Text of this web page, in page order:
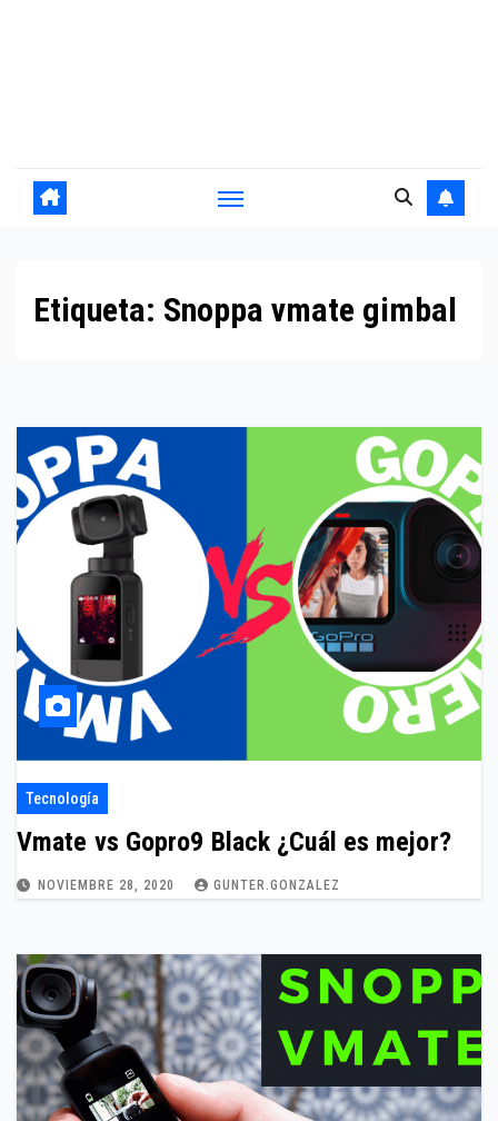
Etiqueta: Snoppa vmate gimbal
Tecnología
Vmate vs Gopro9 Black ¿Cuál es mejor?
NOVIEMBRE 28, 2020 GUNTER.GONZALEZ